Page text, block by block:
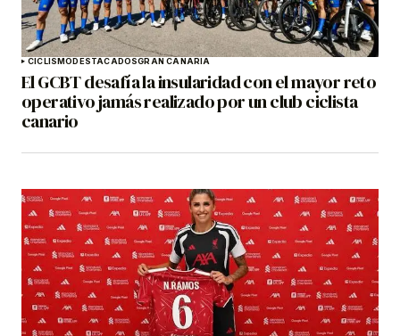
CICLISMODESTACADOSGRAN CANARIA
El GCBT desafía la insularidad con el mayor reto
operativo jamás realizado por un club ciclista
canario